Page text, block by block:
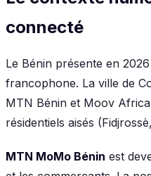
connecté
Le Bénin présente en
francophone. La ville de
MTN Bénin et Moov
résidentiels aisés
MTN MoMo Bénin est